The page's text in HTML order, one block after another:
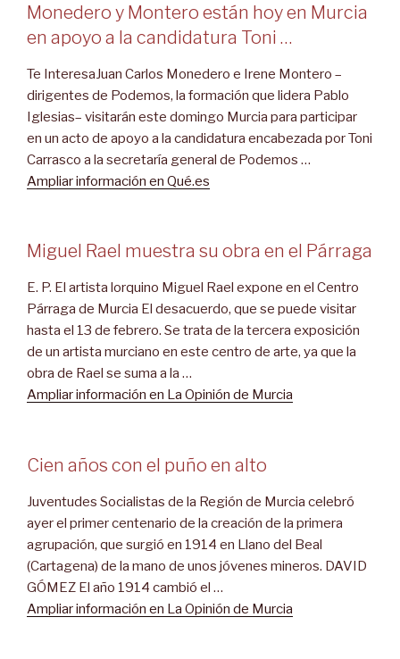
Monedero y Montero están hoy en Murcia
en apoyo a la candidatura Toni …
Te InteresaJuan Carlos Monedero e Irene Montero –
dirigentes de Podemos, la formación que lidera Pablo
Iglesias– visitarán este domingo Murcia para participar
en un acto de apoyo a la candidatura encabezada por Toni
Carrasco a la secretaría general de Podemos …
Ampliar información en Qué.es
Miguel Rael muestra su obra en el Párraga
E. P. El artista lorquino Miguel Rael expone en el Centro
Párraga de Murcia El desacuerdo, que se puede visitar
hasta el 13 de febrero. Se trata de la tercera exposición
de un artista murciano en este centro de arte, ya que la
obra de Rael se suma a la …
Ampliar información en La Opinión de Murcia
Cien años con el puño en alto
Juventudes Socialistas de la Región de Murcia celebró
ayer el primer centenario de la creación de la primera
agrupación, que surgió en 1914 en Llano del Beal
(Cartagena) de la mano de unos jóvenes mineros. DAVID
GÓMEZ El año 1914 cambió el …
Ampliar información en La Opinión de Murcia